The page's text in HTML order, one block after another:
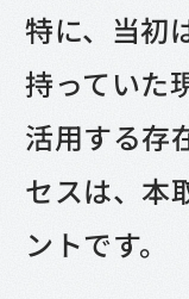
特に、当初
持っていた
活用する存
セスは、本
ントです。